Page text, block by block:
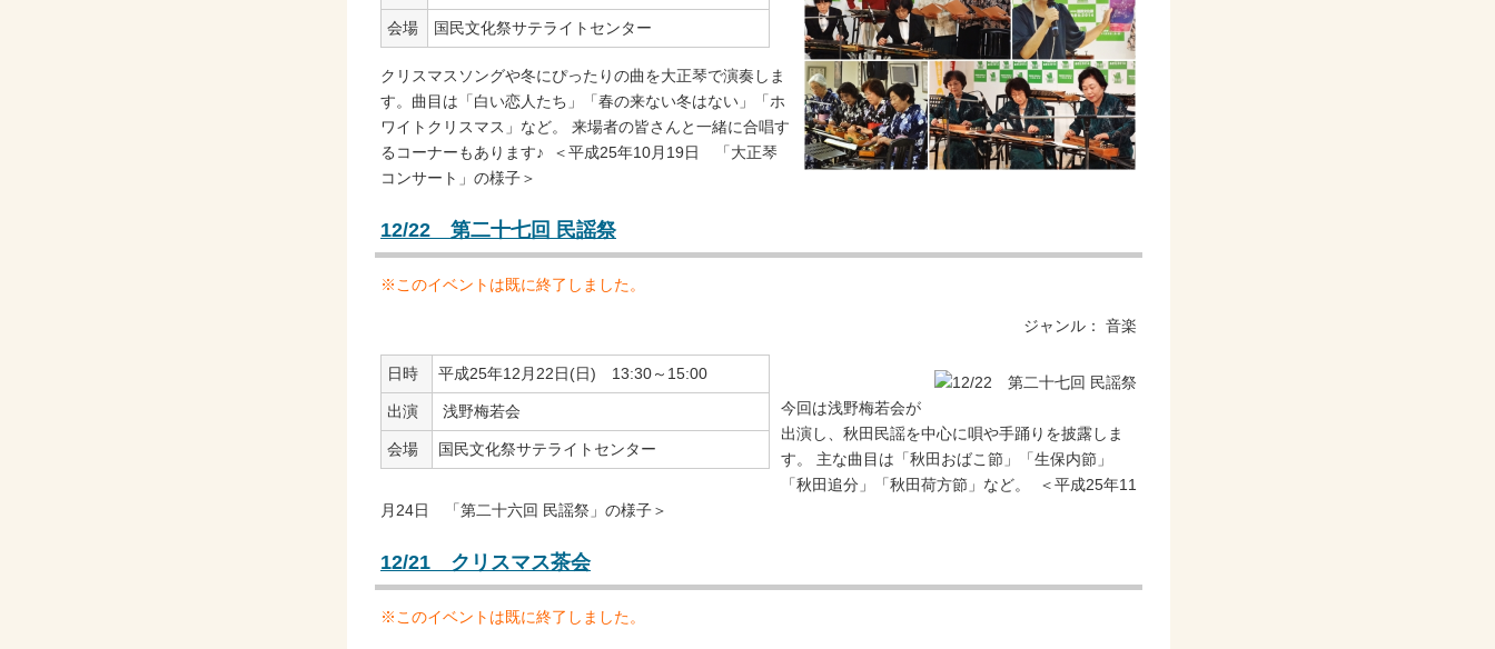
会場 国民文化祭サテライトセンター
クリスマスソングや冬にぴったりの曲を大正琴で演奏しま
す。曲目は「白い恋人たち」「春の来ない冬はない」「ホ
ワイトクリスマス」など。 来場者の皆さんと一緒に合唱す
るコーナーもあります♪ ＜平成25年10月19日 「大正琴
コンサート」の様子＞
12/22 第二十七回 民謡祭
※このイベントは既に終了しました。
ジャンル： 音楽
日時 平成25年12月22日(日) 13:30～15:00
出演 浅野梅若会
会場 国民文化祭サテライトセンター
今回は浅野梅若会が
出演し、秋田民謡を中心に唄や手踊りを披露しま
す。 主な曲目は「秋田おばこ節」「生保内節」
「秋田追分」「秋田荷方節」など。 ＜平成25年11
月24日 「第二十六回 民謡祭」の様子＞
12/21 クリスマス茶会
※このイベントは既に終了しました。